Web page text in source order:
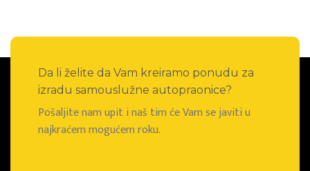
Da li želite da Vam kreiramo ponudu za
izradu samouslužne autopraonice?
Pošaljite nam upit i naš tim će Vam se javiti u
najkraćem mogućem roku.